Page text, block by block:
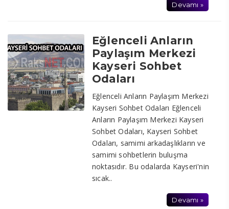
Devamı »
Eğlenceli Anların
Paylaşım Merkezi
Kayseri Sohbet
Odaları
Eğlenceli Anların Paylaşım Merkezi
Kayseri Sohbet Odaları Eğlenceli
Anların Paylaşım Merkezi Kayseri
Sohbet Odaları, Kayseri Sohbet
Odaları, samimi arkadaşlıkların ve
samimi sohbetlerin buluşma
noktasıdır. Bu odalarda Kayseri'nin
sıcak..
Devamı »